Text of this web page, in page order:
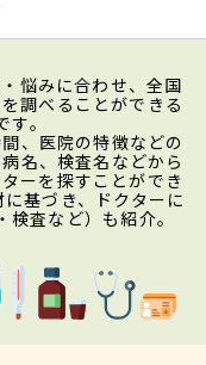
悩みに合わせ、全国
調べることができる
。
、医院の特徴などの
名、検査名などから
ーを探すことができ
基づき、ドクターに
査など）も紹介。